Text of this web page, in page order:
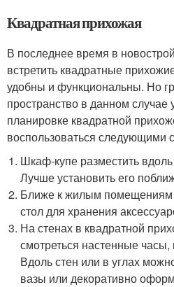
Квадратная прихожая
В последнее время в
встретить квадратные
удобны и функциональны. Но
пространство в данном
планировке квадратной
воспользоваться следующими
Шкаф-купе разместить
Лучше установить его
Ближе к жилым помещениям
стол для хранения
На стенах в квадратной
смотреться настенные
Вдоль стен или в углах
вазы или декоративно